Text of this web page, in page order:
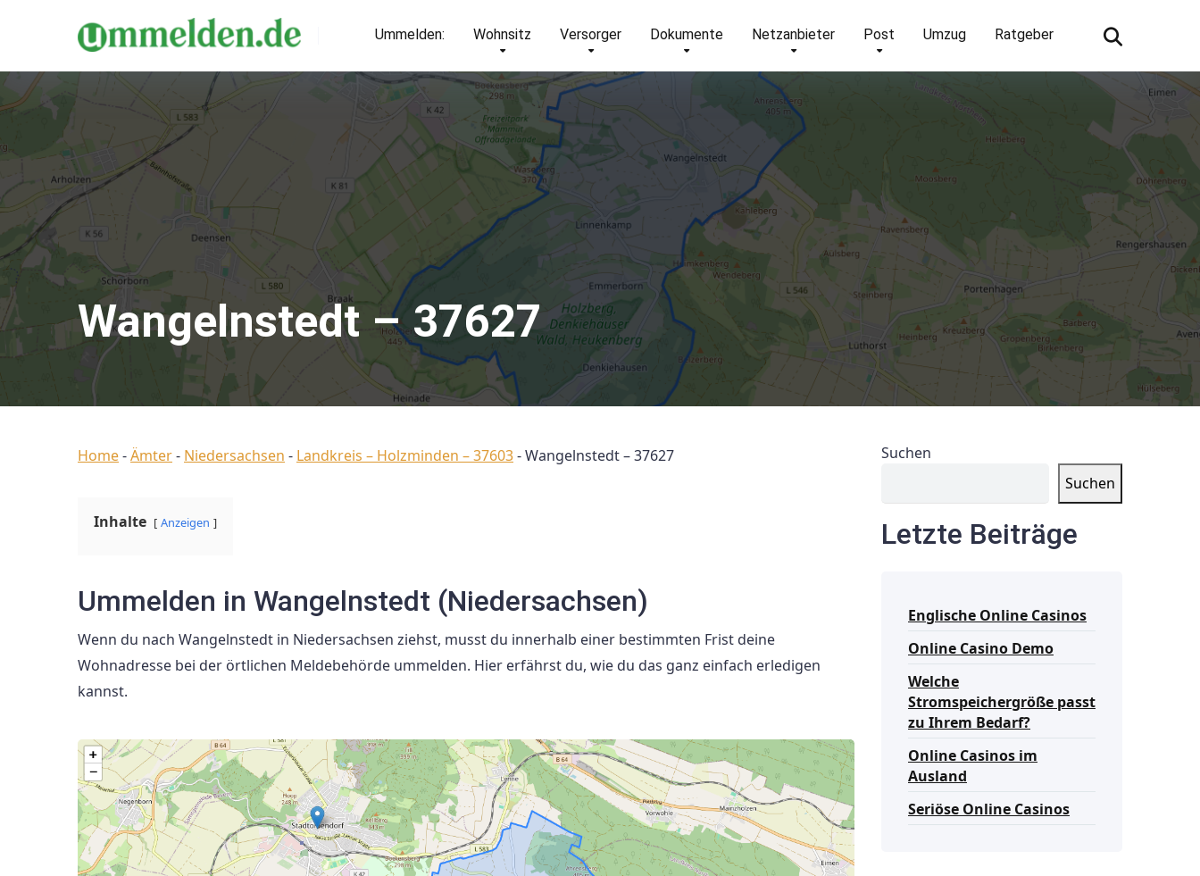
Ummelden: Wohnsitz Versorger Dokumente Netzanbieter Post Umzug Ratgeber
Wangelnstedt – 37627
Home-Ämter- Niedersachsen - Landkreis – Holzminden – 37603-Wangelnstedt – 37627
Inhalte Anzeigen
Ummelden in Wangelnstedt (Niedersachsen)
Wenn du nach Wangelnstedt in Niedersachsen ziehst, musst du innerhalb einer bestimmten Frist deine
Wohnadresse bei der örtlichen Meldebehörde ummelden. Hier erfährst du, wie du das ganz einfach erledigen
kannst.
Suchen
Suchen
Letzte Beiträge
Englische Online Casinos
Online Casino Demo
Welche
Stromspeichergröße passt
zu Ihrem Bedarf?
Online Casinos im
Ausland
Seriöse Online Casinos